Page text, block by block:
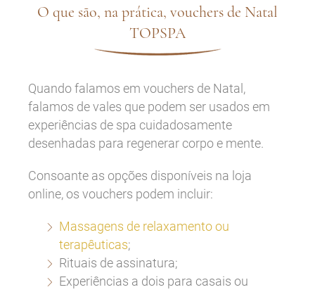
O que são, na prática, vouchers de Natal
TOPSPA
Quando falamos em vouchers de Natal,
falamos de vales que podem ser usados em
experiências de spa cuidadosamente
desenhadas para regenerar corpo e mente.
Consoante as opções disponíveis na loja
online, os vouchers podem incluir:
Massagens de relaxamento ou
terapêuticas;
Rituais de assinatura;
Experiências a dois para casais ou